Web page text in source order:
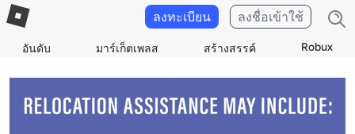
อันดับ มาร์เก็ตเพลส สร้างสรรค์ Robux
ลงทะเบียน ลงชื่อเข้าใช้